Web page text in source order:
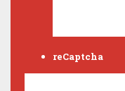
reCaptcha